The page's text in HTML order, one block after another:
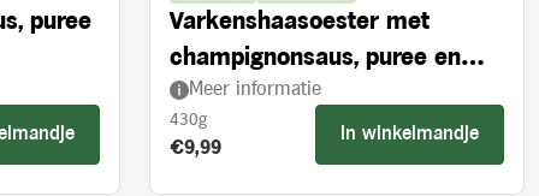
puree
Varkenshaasoester met
champignonsaus, puree en
broccoli
Meer informatie
430g
Product prijs:
€9,99
In winkelmandje